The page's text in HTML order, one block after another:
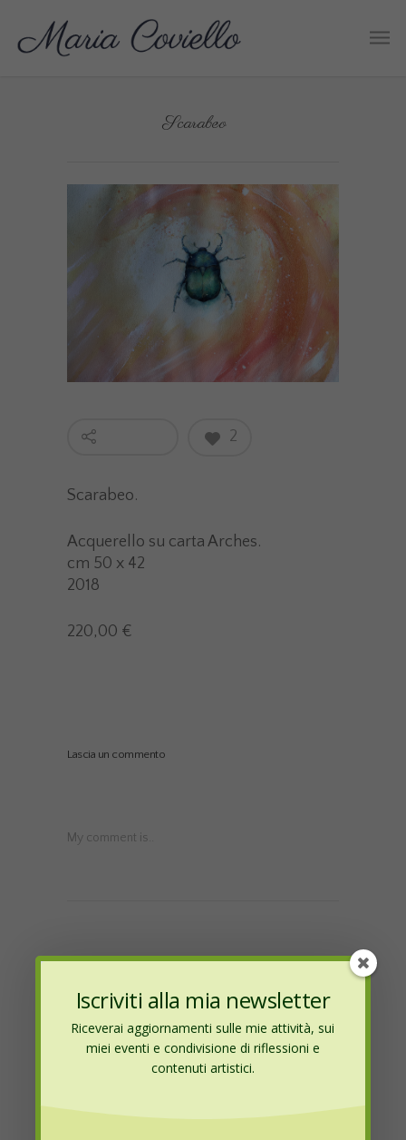
Scarabeo
2
Scarabeo.
Acquerello su carta Arches.
cm 50 x 42
2018
220,00 €
Lascia un commento
My comment is..
Name*
Iscriviti alla mia newsletter
Riceverai aggiornamenti sulle mie attività, sui
miei eventi e condivisione di riflessioni e
contenuti artistici.